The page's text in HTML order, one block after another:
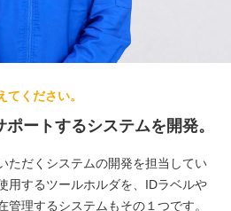
ください。
ートするシステムを開発。
ただくシステムの開発を担当してい
用するツールホルダを、IDラベルや
管理するシステムもその１つです。